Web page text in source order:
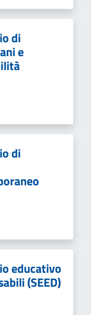
di
e
di
educativo
(SEED)